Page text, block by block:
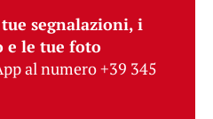
segnalazioni, i
e le tue foto
al numero +39 345